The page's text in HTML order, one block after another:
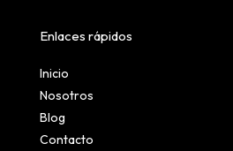
Enlaces rápidos
Inicio
Nosotros
Blog
Contacto